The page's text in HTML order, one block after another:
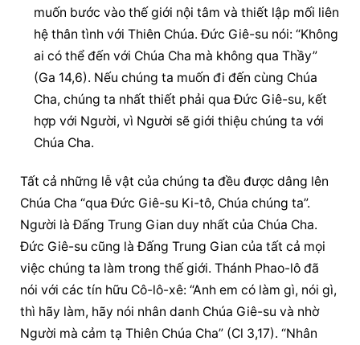
muốn bước vào thế giới nội tâm và thiết lập mối liên
hệ thân tình với Thiên Chúa. Đức Giê-su nói: “Không
ai có thể đến với Chúa Cha mà không qua Thầy”
(Ga 14,6). Nếu chúng ta muốn đi đến cùng Chúa
Cha, chúng ta nhất thiết phải qua Đức Giê-su, kết
hợp với Người, vì Người sẽ giới thiệu chúng ta với
Chúa Cha.
Tất cả những lễ vật của chúng ta đều được dâng lên
Chúa Cha “qua Đức Giê-su Ki-tô, Chúa chúng ta”.
Người là Đấng Trung Gian duy nhất của Chúa Cha.
Đức Giê-su cũng là Đấng Trung Gian của tất cả mọi
việc chúng ta làm trong thế giới. Thánh Phao-lô đã
nói với các tín hữu Cô-lô-xê: “Anh em có làm gì, nói gì,
thì hãy làm, hãy nói nhân danh Chúa Giê-su và nhờ
Người mà cảm tạ Thiên Chúa Cha” (Cl 3,17). “Nhân